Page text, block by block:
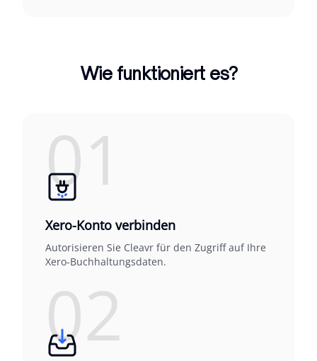
Wie funktioniert es?
01
Xero-Konto verbinden
Autorisieren Sie Cleavr für den Zugriff auf Ihre
Xero-Buchhaltungsdaten.
02